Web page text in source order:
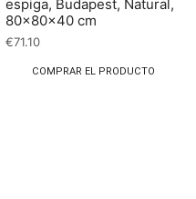
espiga, Budapest, Natural,
80x80x40 cm
€71.10
COMPRAR EL PRODUCTO